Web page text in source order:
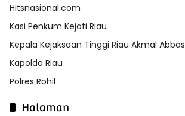
Hitsnasional.com
Kasi Penkum Kejati Riau
Kepala Kejaksaan Tinggi Riau Akmal Abbas
Kapolda Riau
Polres Rohil
Halaman